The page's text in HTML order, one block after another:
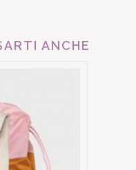
ANCHE